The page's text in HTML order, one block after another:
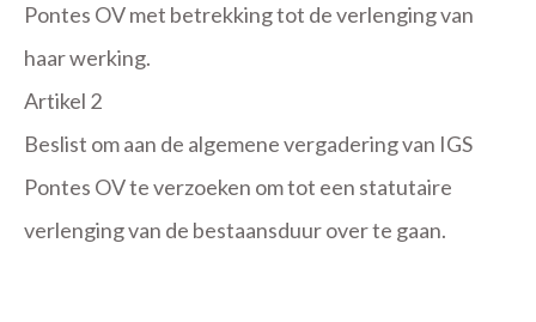
Pontes OV met betrekking tot de verlenging van
haar werking.
Artikel 2
Beslist om aan de algemene vergadering van IGS
Pontes OV te verzoeken om tot een statutaire
verlenging van de bestaansduur over te gaan.